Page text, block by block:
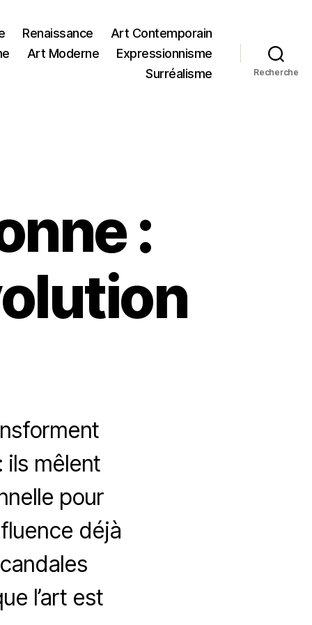
Renaissance
Art Contemporain
Art Moderne
Expressionnisme
Surréalisme
Recherche
:
ils mêlent
pour
déjà
l’art est